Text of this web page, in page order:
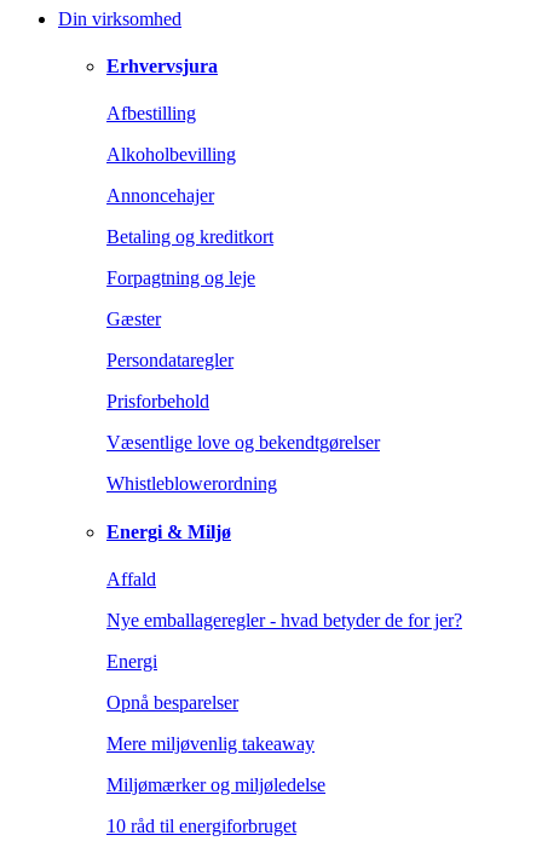
Din virksomhed
Erhvervsjura
Afbestilling
Alkoholbevilling
Annoncehajer
Betaling og kreditkort
Forpagtning og leje
Gæster
Persondataregler
Prisforbehold
Væsentlige love og bekendtgørelser
Whistleblowerordning
Energi & Miljø
Affald
Nye emballageregler - hvad betyder de for jer?
Energi
Opnå besparelser
Mere miljøvenlig takeaway
Miljømærker og miljøledelse
10 råd til energiforbruget